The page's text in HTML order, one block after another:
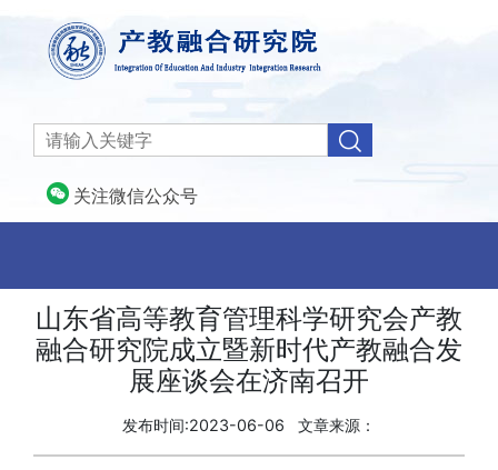
关注微信公众号
山东省高等教育管理科学研究会产教
融合研究院成立暨新时代产教融合发
展座谈会在济南召开
发布时间:2023-06-06 文章来源：